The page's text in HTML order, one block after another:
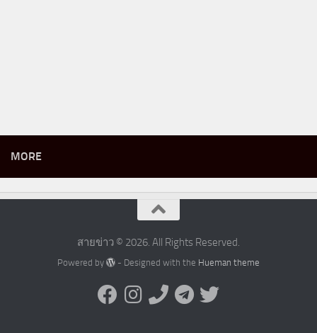
MORE
สายข่าว © 2026. All Rights Reserved.
Powered by - Designed with the Hueman theme